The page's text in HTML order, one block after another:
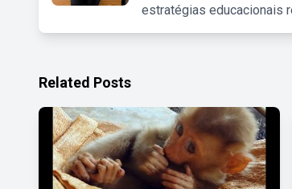
estratégias educacionais
Related Posts